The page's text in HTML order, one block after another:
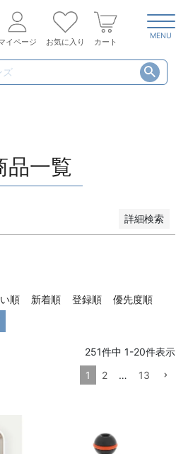
イページ お気に入り カート
MENU
品一覧
詳細検索
順 新着順 登録順
優先度順
251件中 1-20件表示
1
2 … 13